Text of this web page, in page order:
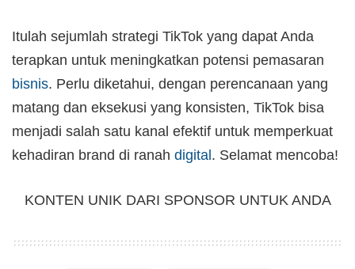
Itulah sejumlah strategi TikTok yang dapat Anda
terapkan untuk meningkatkan potensi pemasaran
bisnis. Perlu diketahui, dengan perencanaan yang
matang dan eksekusi yang konsisten, TikTok bisa
menjadi salah satu kanal efektif untuk memperkuat
kehadiran brand di ranah digital. Selamat mencoba!
KONTEN UNIK DARI SPONSOR UNTUK ANDA